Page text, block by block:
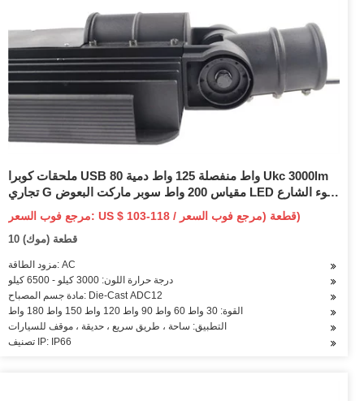
ملحقات كوبرا USB 80 واط منفصلة 125 واط دمية Ukc 3000lm
تجاري G مقياس 200 واط سوبر ماركت البعوض LED ضوء الشارع
بالطاقة الشمسية
مرجع فوب السعر: US $ 103-118 / قطعة (مرجع فوب السعر)
10 قطعة (موك)
مزود الطاقة: AC
درجة حرارة اللون: 3000 كيلو - 6500 كيلو
مادة جسم المصباح: Die-Cast ADC12
القوة: 30 واط 60 واط 90 واط 120 واط 150 واط 180 واط
التطبيق: ساحة ، طريق سريع ، حديقة ، موقف للسيارات
تصنيف IP: IP66